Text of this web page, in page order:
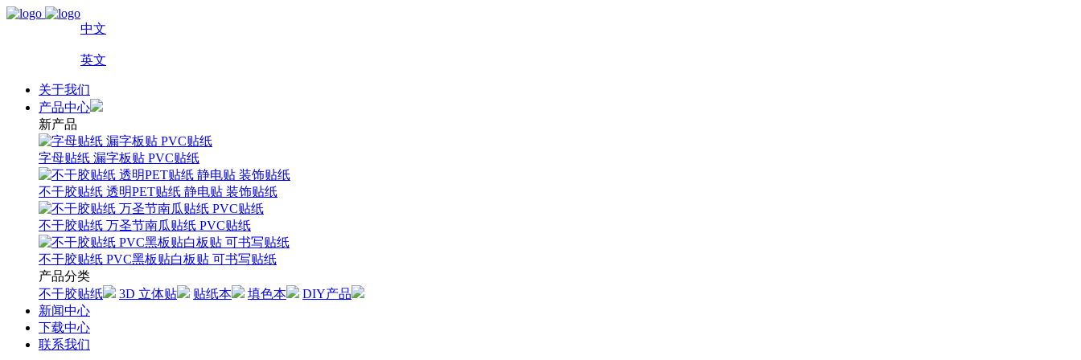
中文
英文
关于我们
产品中心
新产品
字母贴纸 漏字板贴 PVC贴纸
不干胶贴纸 透明PET贴纸 静电贴 装饰贴纸
不干胶贴纸 万圣节南瓜贴纸 PVC贴纸
不干胶贴纸 PVC黑板贴白板贴 可书写贴纸
产品分类
不干胶贴纸
3D 立体贴 贴纸本 填色本
DIY产品
新闻中心
下载中心
联系我们